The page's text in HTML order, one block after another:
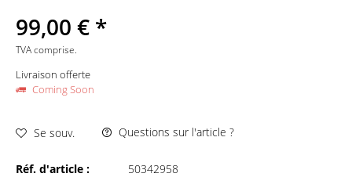
99,00 € *
TVA comprise.
Livraison offerte
Coming Soon
Se souv. Questions sur l'article ?
Réf. d'article :
50342958